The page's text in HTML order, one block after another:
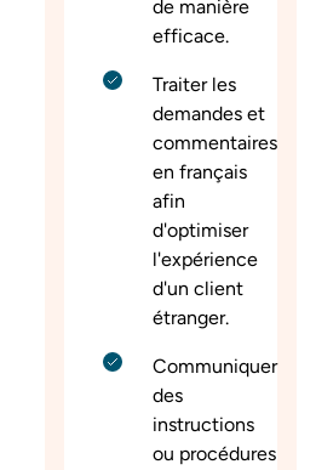
de manière
efficace.
Traiter les
demandes et
commentaires
en français
afin
d'optimiser
l'expérience
d'un client
étranger.
Communiquer
des
instructions
ou procédures